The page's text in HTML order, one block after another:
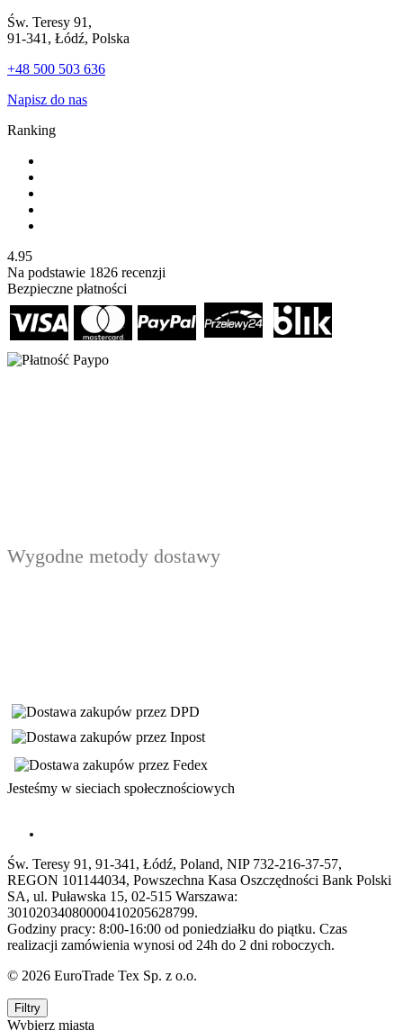
Św. Teresy 91,
91-341, Łódź, Polska
+48 500 503 636
Napisz do nas
Ranking
4.95
Na podstawie 1826 recenzji
Bezpieczne płatności
Wygodne metody dostawy
Jesteśmy w sieciach społecznościowych
Św. Teresy 91, 91-341, Łódź, Poland, NIP 732-216-37-57,
REGON 101144034, Powszechna Kasa Oszczędności Bank Polski
SA, ul. Puławska 15, 02-515 Warszawa:
30102034080000410205628799.
Godziny pracy: 8:00-16:00 od poniedziałku do piątku. Czas
realizacji zamówienia wynosi od 24h do 2 dni roboczych.
© 2026 EuroTrade Tex Sp. z o.o.
Filtry
Wybierz miasta